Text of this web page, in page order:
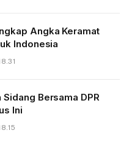
Angka Keramat
Indonesia
Sidang Bersama DPR
Ini